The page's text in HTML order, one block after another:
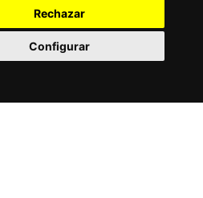
Rechazar
Configurar